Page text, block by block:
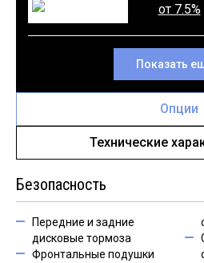
от 7.5%
Показать
Опции
Технические
Безопасность
Передние и задние
дисковые тормоза
Фронтальные подушки